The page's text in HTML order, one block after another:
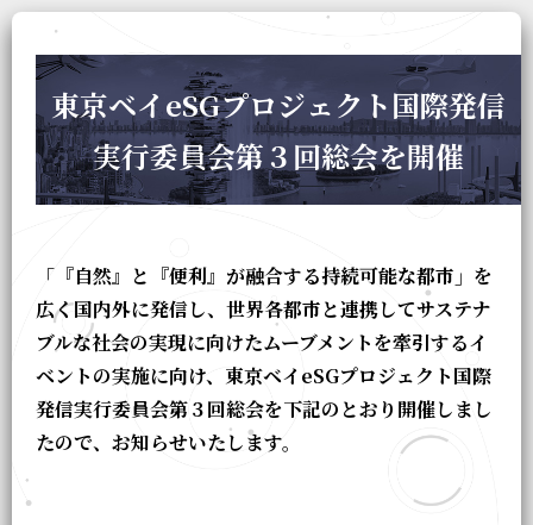
東京ベイeSGプロジェクト国際発信
実行委員会第３回総会を開催
「『自然』と『便利』が融合する持続可能な都市」を
広く国内外に発信し、世界各都市と連携してサステナ
ブルな社会の実現に向けたムーブメントを牽引するイ
ベントの実施に向け、東京ベイeSGプロジェクト国際
発信実行委員会第３回総会を下記のとおり開催しまし
たので、お知らせいたします。